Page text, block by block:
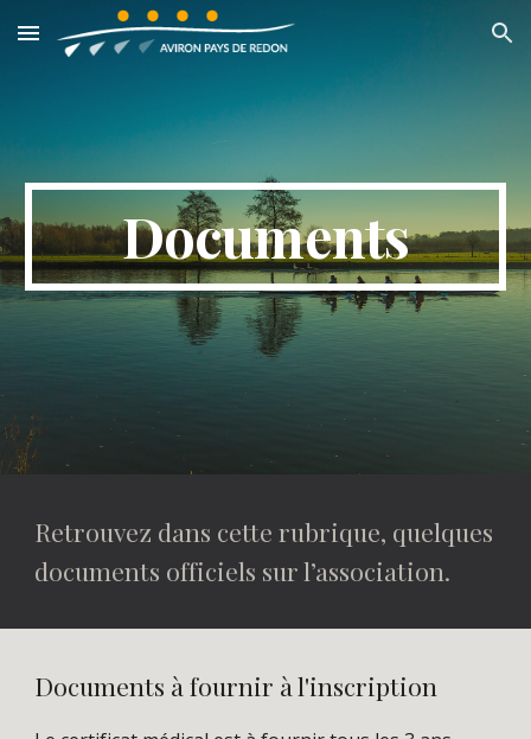
Skip to main content Skip to navigation
Documents
Retrouvez dans cette rubrique, quelques
documents officiels sur l’association.
Documents à fournir à l'inscription